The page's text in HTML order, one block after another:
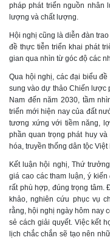
pháp phát triển nguồn nhân
lượng và chất lượng.
Hội nghị cũng là diễn đàn
đề thực tiễn triển khai phát
gian qua nhìn từ góc độ các
Qua hội nghị, các đại biểu
sung vào dự thảo Chiến lược
Nam đến năm 2030, tầm
triển mới hiện nay của đất
tương xứng với tiềm năng,
phần quan trọng phát huy
hóa, truyền thống dân tộc Việt
Kết luận hội nghị, Thứ
giá cao các tham luận, ý
rất phù hợp, đúng trọng tâm.
khảo, nghiên cứu phục vụ
rằng, hội nghị ngày hôm nay
sẻ cách giải quyết. Việc kết
lịch chắc chắn sẽ tạo nên